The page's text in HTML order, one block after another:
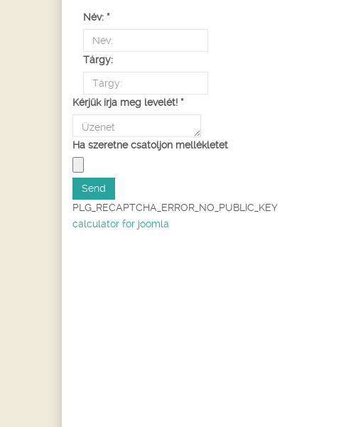
Név: *
Tárgy:
Kérjük írja meg levelét! *
Ha szeretne csatoljon mellékletet
PLG_RECAPTCHA_ERROR_NO_PUBLIC_KEY
calculator for joomla